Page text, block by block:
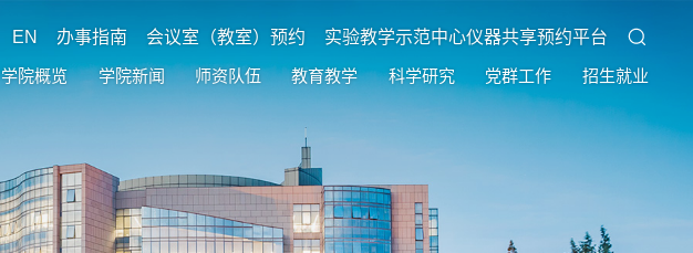
EN 办事指南 会议室（教室）预约 实验教学示范中心仪器共享预约平台
学院概览 学院新闻 师资队伍 教育教学 科学研究 党群工作 招生就业